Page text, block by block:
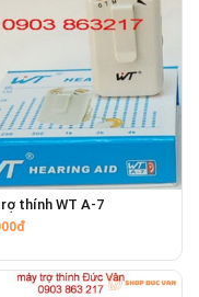
thính WT A-7